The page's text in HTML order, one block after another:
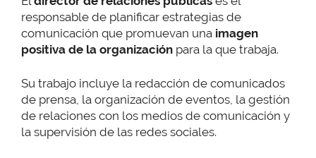
responsable de planificar estrategias de
comunicación que promuevan una imagen
positiva de la organización para la que trabaja.
Su trabajo incluye la redacción de comunicados
de prensa, la organización de eventos, la gestión
de relaciones con los medios de comunicación y
la supervisión de las redes sociales.